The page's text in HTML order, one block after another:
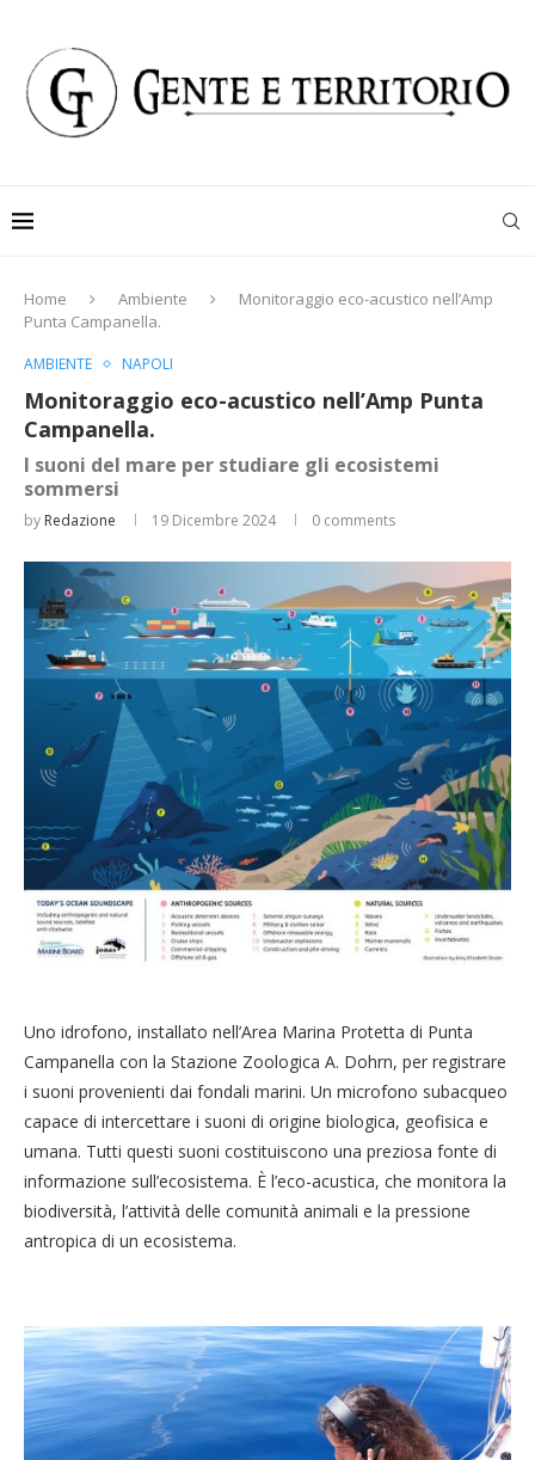
Home Ambiente
Monitoraggio eco-acustico nell’Amp
Punta Campanella.
AMBIENTE NAPOLI
Monitoraggio eco-acustico nell’Amp Punta
Campanella.
I suoni del mare per studiare gli ecosistemi
sommersi
by Redazione 19 Dicembre 2024 0 comments
Uno idrofono, installato nell’Area Marina Protetta di Punta
Campanella con la Stazione Zoologica A. Dohrn, per registrare
i suoni provenienti dai fondali marini. Un microfono subacqueo
capace di intercettare i suoni di origine biologica, geofisica e
umana. Tutti questi suoni costituiscono una preziosa fonte di
informazione sull’ecosistema. È l’eco-acustica, che monitora la
biodiversità, l’attività delle comunità animali e la pressione
antropica di un ecosistema.